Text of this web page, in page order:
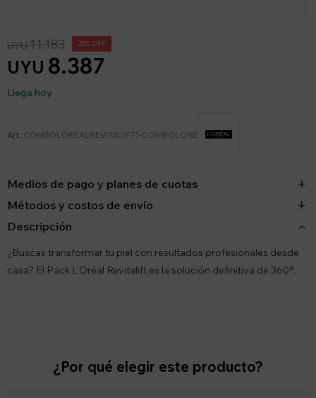
UYU 8.387
UYU11.183 25
Llega hoy
COMBOLOREALREVITALIFT1-COMBOLORE
Medios de pago y planes de cuotas
Métodos y costos de envío
Descripción
¿Buscas transformar tu piel con resultados profesionales desde
casa? El Pack L'Oréal Revitalift es la solución definitiva de 360°.
¿Por qué elegir este producto?